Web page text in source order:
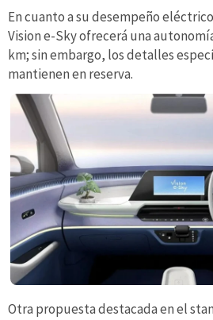
En cuanto a su desempeño
Vision e-Sky ofrecerá una
km; sin embargo, los detalles
mantienen en reserva.
Otra propuesta destacada en el